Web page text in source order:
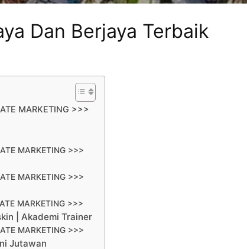
Dan Berjaya Terbaik
MARKETING >>>
MARKETING >>>
MARKETING >>>
MARKETING >>>
| Akademi Trainer
MARKETING >>>
Jutawan